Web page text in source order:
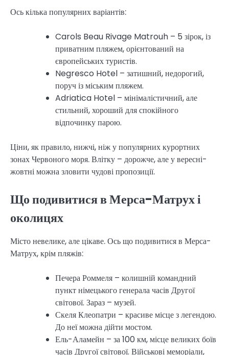
Ось кілька популярних варіантів:
Carols Beau Rivage Matrouh – 5 зірок, із
приватним пляжем, орієнтований на
європейських туристів.
Negresco Hotel – затишний, недорогий,
поруч із міським пляжем.
Adriatica Hotel – мінімалістичний, але
стильний, хороший для спокійного
відпочинку парою.
Ціни, як правило, нижчі, ніж у популярних курортних
зонах Червоного моря. Влітку – дорожче, але у вересні-
жовтні можна зловити чудові пропозиції.
Що подивитися в Мерса-Матрух і
околицях
Місто невелике, але цікаве. Ось що подивитися в Мерса-
Матрух, крім пляжів:
Печера Роммеля – колишній командний
пункт німецького генерала часів Другої
світової. Зараз – музей.
Скеля Клеопатри – красиве місце з легендою.
До неї можна дійти мостом.
Ель-Аламейн – за 100 км, місце великих боїв
часів Другої світової. Військові меморіали,